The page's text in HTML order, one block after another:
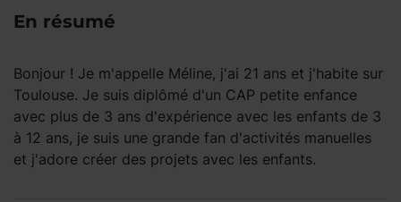
En résumé
Bonjour ! Je m'appelle Méline, j'ai 21 ans et j'habite sur
Toulouse. Je suis diplômé d'un CAP petite enfance
avec plus de 3 ans d'expérience avec les enfants de 3
à 12 ans, je suis une grande fan d'activités manuelles
et j'adore créer des projets avec les enfants.